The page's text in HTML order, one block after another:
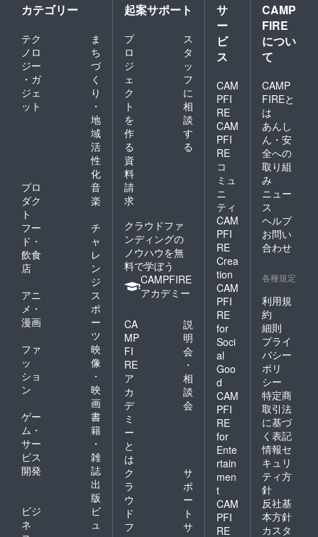
カテゴリー
テク
ノロ
ジー
・ガ
ジェ
ット
ま
ち
づ
く
り
・
地
域
活
性
化
プロ
ダク
ト
音
楽
フー
ド・
飲食
店
チ
ャ
レ
ン
ジ
アニ
メ・
漫画
ス
ポ
ー
ツ
ファ
ッ
ショ
ン
映
像
・
映
画
ゲー
ム・
サー
ビス
開発
書
籍
・
雑
誌
出
版
ビジ
ネ
ビ
ュ
起案サポート
プ
ロ
ジ
ェ
ク
ト
を
作
る
ス
タ
ッ
フ
に
相
談
す
る
資
料
請
求
クラウドファ
ンディングの
ノウハウを無
料で学ぼう
CAMPFIRE
アカデミー
CA
MP
FI
RE
ア
カ
デ
ミ
ー
と
は
説
明
会
・
相
談
会
ク
ラ
ウ
ド
フ
サ
ポ
ー
ト
サ
サ
ー
ビ
ス
CAM
PFI
RE
CAM
PFI
RE
コ
ミュ
ニ
ティ
CAM
PFI
RE
Crea
tion
CAM
PFI
RE
for
Soci
al
Goo
d
CAM
PFI
RE
for
Ente
rtain
men
t
CAM
PFI
RE
CAMP
FIRE
につい
て
CAMP
FIREと
は
あんし
ん・安
全への
取り組
み
ニュー
ス
ヘルプ
お問い
合わせ
各種規定
利用規
約
細則
プライ
バシー
ポリ
シー
特定商
取引法
に基づ
く表記
情報セ
キュリ
ティ方
針
反社基
本方針
カスタ